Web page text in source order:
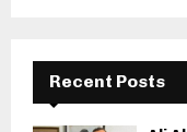
Recent Posts